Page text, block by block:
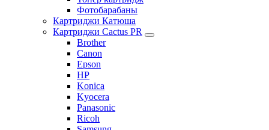
Фотобарабаны
Картриджи Катюша
Картриджи Cactus PR
Brother
Canon
Epson
HP
Konica
Kyocera
Panasonic
Ricoh